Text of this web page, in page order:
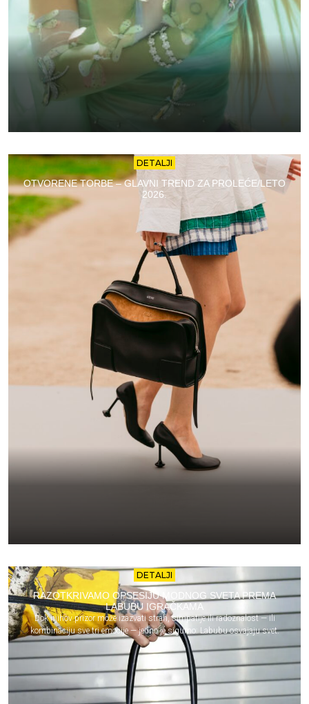
DETALJI
OTVORENE TORBE – GLAVNI TREND ZA PROLEĆE/LETO
2026.
DETALJI
RAZOTKRIVAMO OPSESIJU MODNOG SVETA PREMA
LABUBU IGRAČKAMA
Dok njihov prizor može izazvati strah, simpatije ili radoznalost — ili
kombinaciju sve tri emocije — jedno je sigurno: Labubu osvajaju svet.